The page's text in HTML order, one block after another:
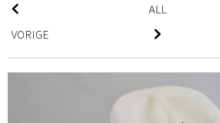
VORIGE
ALL